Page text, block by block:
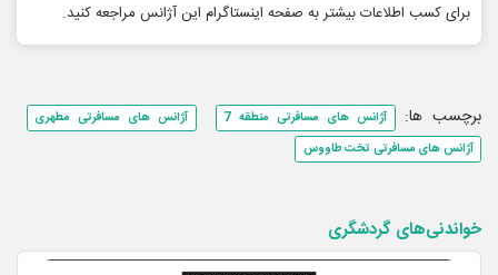
برای کسب اطلاعات بیشتر به صفحه اینستاگرام این آژانس مراجعه کنید.
برچسب ها: آژانس های مسافرتی منطقه 7
آژانس های مسافرتی مطهری
آژانس های مسافرتی تخت طاووس
خواندنی‌های گردشگری